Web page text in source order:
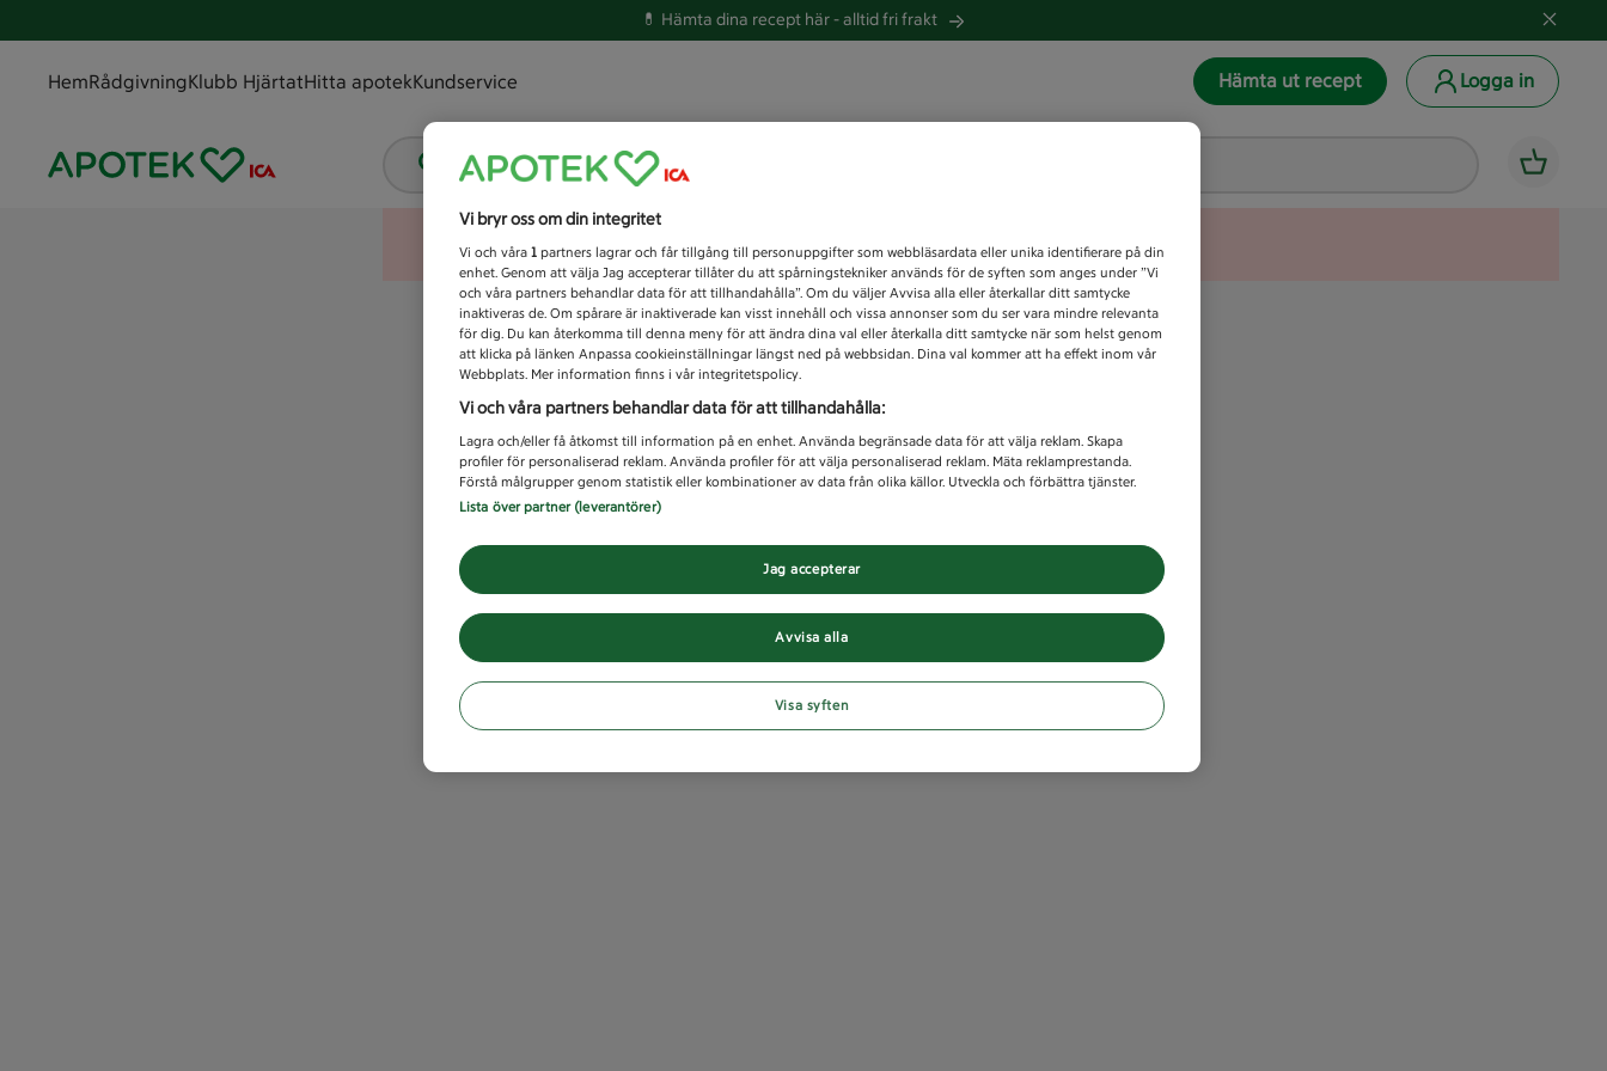
💊 Hämta dina recept här -alltid fri frakt
HemRådgivningKlubb HjärtatHitta apotekKundservice Hämta ut recept Logga in
Vad letar du efter idag?
Unknown error
Vi bryr oss om din integritet
Vi och våra 1 partners lagrar och får tillgång till personuppgifter som webbläsardata eller unika identifierare på din
enhet. Genom att välja Jag accepterar tillåter du att spårningstekniker används för de syften som anges under ”Vi
och våra partners behandlar data för att tillhandahålla”. Om du väljer Avvisa alla eller återkallar ditt samtycke
inaktiveras de. Om spårare är inaktiverade kan visst innehåll och vissa annonser som du ser vara mindre relevanta
för dig. Du kan återkomma till denna meny för att ändra dina val eller återkalla ditt samtycke när som helst genom
att klicka på länken Anpassa cookieinställningar längst ned på webbsidan. Dina val kommer att ha effekt inom vår
Webbplats. Mer information finns i vår integritetspolicy.
Vi och våra partners behandlar data för att tillhandahålla:
Lagra och/eller få åtkomst till information på en enhet. Använda begränsade data för att välja reklam. Skapa
profiler för personaliserad reklam. Använda profiler för att välja personaliserad reklam. Mäta reklamprestanda.
Förstå målgrupper genom statistik eller kombinationer av data från olika källor. Utveckla och förbättra tjänster.
Lista över partner (leverantörer)
Avvisa alla
Jag accepterar
Visa syften